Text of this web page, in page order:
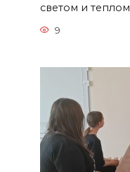
светом и теплом
9